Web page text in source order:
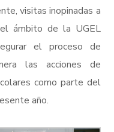
visitas inopinadas a
ámbito de la UGEL
el proceso de
las acciones de
como parte del
año.